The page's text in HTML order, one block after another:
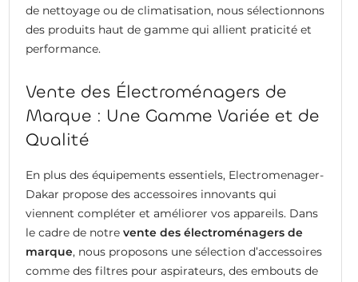
de nettoyage ou de climatisation, nous sélectionnons
des produits haut de gamme qui allient praticité et
performance.
Vente des Électroménagers de
Marque : Une Gamme Variée et de
Qualité
En plus des équipements essentiels, Electromenager-
Dakar propose des accessoires innovants qui
viennent compléter et améliorer vos appareils. Dans
le cadre de notre vente des électroménagers de
marque, nous proposons une sélection d’accessoires
comme des filtres pour aspirateurs, des embouts de